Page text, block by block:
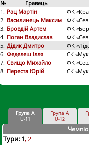
№ Гравець
1. Рац Мартін ФК
2. Василинець Максим ФК
3. Бровдій Артем ФК
4. Поган Владислав ФК
5. Дідик Дмитро ФК
6. Феделеш Ілля СК
7. Свищо Михайло ФК
8. Переста Юрій СК
Група А
U-11
Група А
U-12
Тури: 1 2